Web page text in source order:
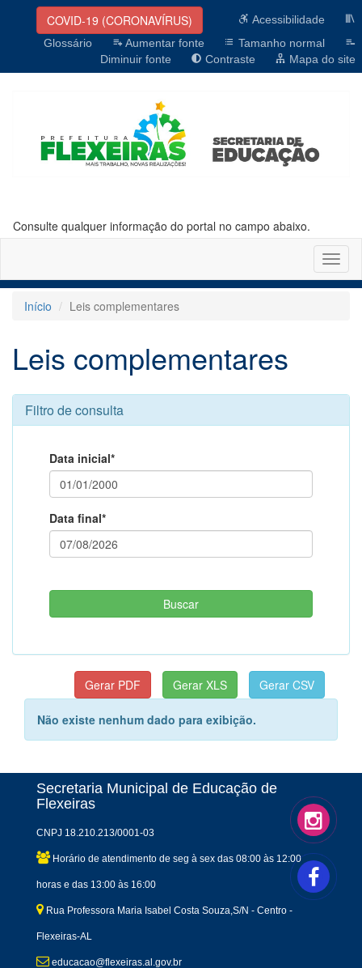
COVID-19 (CORONAVÍRUS)
Acessibilidade
Glossário
Aumentar fonte
Tamanho normal
Diminuir fonte
Contraste Mapa do site
Consulte qualquer informação do portal no campo abaixo.
Início
Leis complementares
Leis complementares
Filtro de consulta
Data inicial*
Data final*
Não existe nenhum dado para exibição.
Secretaria Municipal de Educação de
Flexeiras
CNPJ 18.210.213/0001-03
Horário de atendimento de seg à sex das 08:00 às 12:00
horas e das 13:00 às 16:00
Rua Professora Maria Isabel Costa Souza,S/N - Centro -
Flexeiras-AL
educacao@flexeiras.al.gov.br